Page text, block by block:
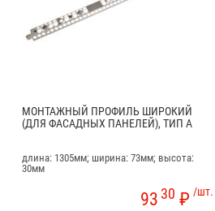
МОНТАЖНЫЙ ПРОФИЛЬ ШИРОКИЙ
(ДЛЯ ФАСАДНЫХ ПАНЕЛЕЙ), ТИП A
длина: 1305мм; ширина: 73мм; высота:
30мм
/шт.
93 30 ₽